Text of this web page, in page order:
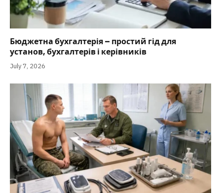
Бюджетна бухгалтерія – простий гід для
установ, бухгалтерів і керівників
July 7, 2026